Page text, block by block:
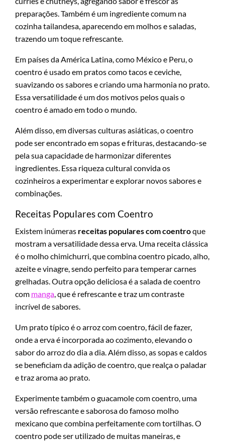
preparações. Também é um ingrediente comum na
cozinha tailandesa, aparecendo em molhos e saladas,
trazendo um toque refrescante.
Em países da América Latina, como México e Peru, o
coentro é usado em pratos como tacos e ceviche,
suavizando os sabores e criando uma harmonia no prato.
Essa versatilidade é um dos motivos pelos quais o
coentro é amado em todo o mundo.
Além disso, em diversas culturas asiáticas, o coentro
pode ser encontrado em sopas e frituras, destacando-se
pela sua capacidade de harmonizar diferentes
ingredientes. Essa riqueza cultural convida os
cozinheiros a experimentar e explorar novos sabores e
combinações.
Receitas Populares com Coentro
Existem inúmeras receitas populares com coentroque
mostram a versatilidade dessa erva. Uma receita clássica
é o molho chimichurri, que combina coentro picado, alho,
azeite e vinagre, sendo perfeito para temperar carnes
grelhadas. Outra opção deliciosa é a salada de coentro
com manga , que é refrescante e traz um contraste
incrível de sabores.
Um prato típico é o arroz com coentro, fácil de fazer,
onde a erva é incorporada ao cozimento, elevando o
sabor do arroz do dia a dia. Além disso, as sopas e caldos
se beneficiam da adição de coentro, que realça o paladar
e traz aroma ao prato.
Experimente também o guacamole com coentro, uma
versão refrescante e saborosa do famoso molho
mexicano que combina perfeitamente com tortilhas. O
coentro pode ser utilizado de muitas maneiras, e